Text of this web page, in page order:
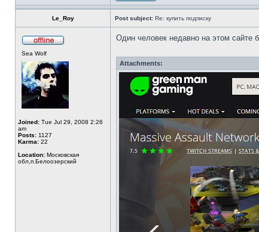
Le_Roy Post subject: Re: купить подписку
Sea Wolf
Joined: Tue Jul 29, 2008 2:26
am
Posts: 1127
Karma: 22
Location: Московская
обл,п.Белоозерский
Один человек недавно на этом сайте
Attachments: